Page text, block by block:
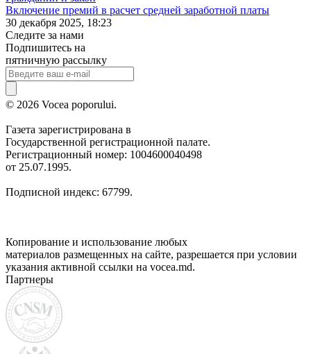
Включение премий в расчет средней заработной платы
30 декабря 2025, 18:23
Следите за нами
Подпишитесь на
пятничную рассылку
© 2026 Vocea poporului.
Газета зарегистрирована в
Государственной регистрационной палате.
Регистрационный номер: 1004600040498
от 25.07.1995.
Подписной индекс: 67799.
Копирование и использование любых
материалов размещенных на сайте, разрешается при условии
указания активной ссылки на vocea.md.
Партнеры